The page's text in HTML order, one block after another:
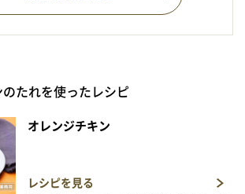
たれを使ったレシピ
オレンジチキン
レシピを見る